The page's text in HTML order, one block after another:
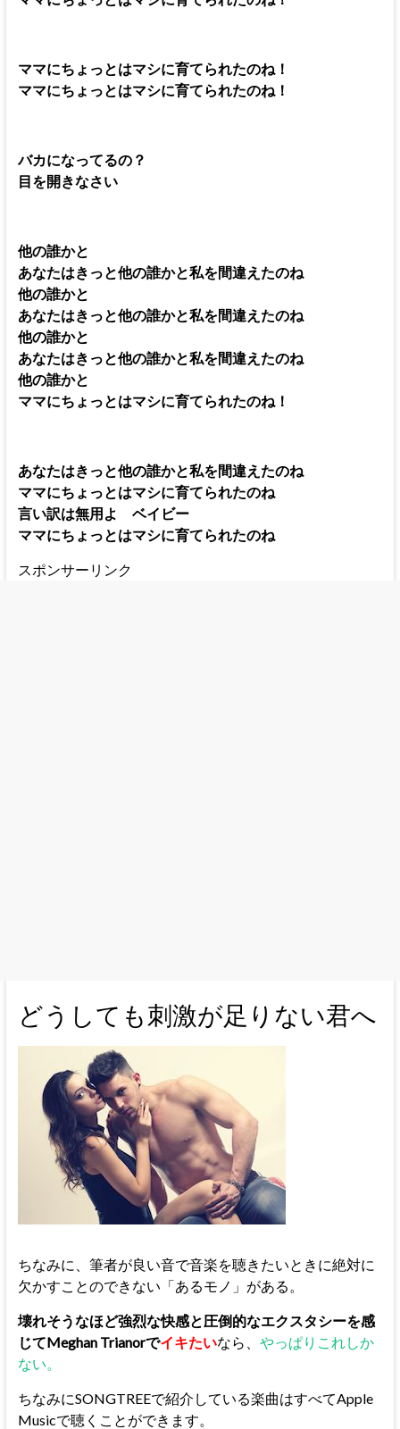
ママにちょっとはマシに育てられたのね！
ママにちょっとはマシに育てられたのね！
バカになってるの？
目を開きなさい
他の誰かと
あなたはきっと他の誰かと私を間違えたのね
他の誰かと
あなたはきっと他の誰かと私を間違えたのね
他の誰かと
あなたはきっと他の誰かと私を間違えたのね
他の誰かと
ママにちょっとはマシに育てられたのね！
あなたはきっと他の誰かと私を間違えたのね
ママにちょっとはマシに育てられたのね
言い訳は無用よ ベイビー
ママにちょっとはマシに育てられたのね
スポンサーリンク
どうしても刺激が足りない君へ
ちなみに、筆者が良い音で音楽を聴きたいときに絶対に
欠かすことのできない「あるモノ」がある。
壊れそうなほど強烈な快感と圧倒的なエクスタシーを感
じてMeghan Trianorでイキたいなら、 やっぱりこれしか
ない。
ちなみにSONGTREEで紹介している楽曲はすべてApple
Musicで聴くことができます。